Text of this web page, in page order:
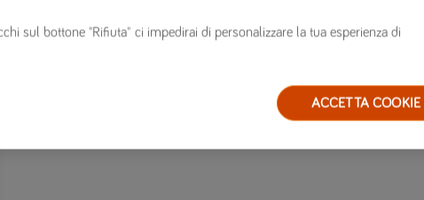
sul bottone "Rifiuta" ci impedirai di personalizzare la tua esperienza di
ACCETTA COOKIE